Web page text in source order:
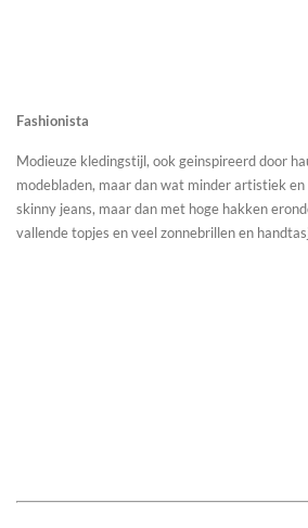
Fashionista
Modieuze kledingstijl, ook geinspireerd door
modebladen, maar dan wat minder artistiek
skinny jeans, maar dan met hoge hakken
vallende topjes en veel zonnebrillen en